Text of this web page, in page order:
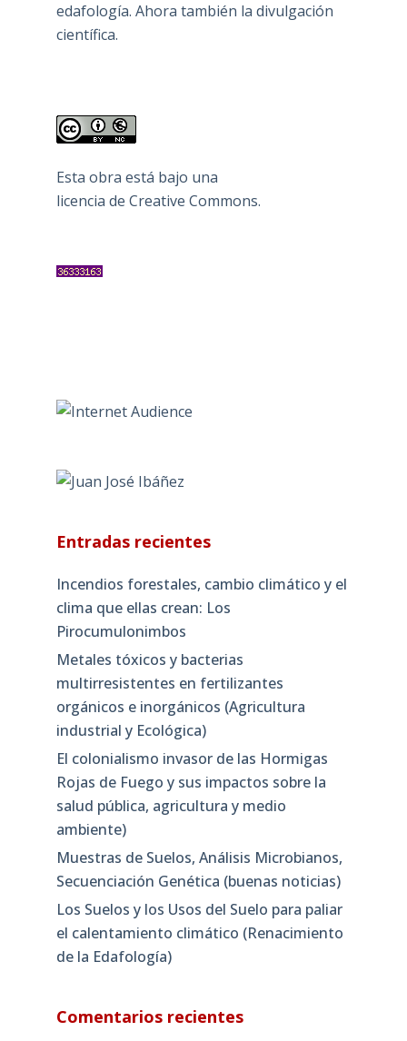
edafología. Ahora también la divulgación
científica.
Esta obra está bajo una
licencia de Creative Commons.
Entradas recientes
Incendios forestales, cambio climático y el
clima que ellas crean: Los
Pirocumulonimbos
Metales tóxicos y bacterias
multirresistentes en fertilizantes
orgánicos e inorgánicos (Agricultura
industrial y Ecológica)
El colonialismo invasor de las Hormigas
Rojas de Fuego y sus impactos sobre la
salud pública, agricultura y medio
ambiente)
Muestras de Suelos, Análisis Microbianos,
Secuenciación Genética (buenas noticias)
Los Suelos y los Usos del Suelo para paliar
el calentamiento climático (Renacimiento
de la Edafología)
Comentarios recientes